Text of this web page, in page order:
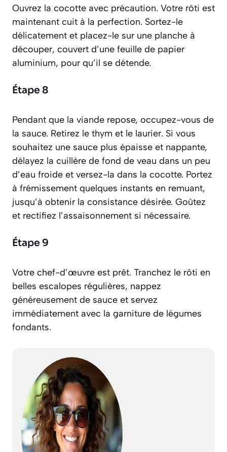
Ouvrez la cocotte avec précaution. Votre rôti est
maintenant cuit à la perfection. Sortez-le
délicatement et placez-le sur une planche à
découper, couvert d’une feuille de papier
aluminium, pour qu’il se détende.
Étape 8
Pendant que la viande repose, occupez-vous de
la sauce. Retirez le thym et le laurier. Si vous
souhaitez une sauce plus épaisse et nappante,
délayez la cuillère de fond de veau dans un peu
d’eau froide et versez-la dans la cocotte. Portez
à frémissement quelques instants en remuant,
jusqu’à obtenir la consistance désirée. Goûtez
et rectifiez l’assaisonnement si nécessaire.
Étape 9
Votre chef-d’œuvre est prêt. Tranchez le rôti en
belles escalopes régulières, nappez
généreusement de sauce et servez
immédiatement avec la garniture de légumes
fondants.